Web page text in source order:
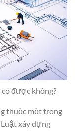
được không?
thuộc một trong
xây dựng